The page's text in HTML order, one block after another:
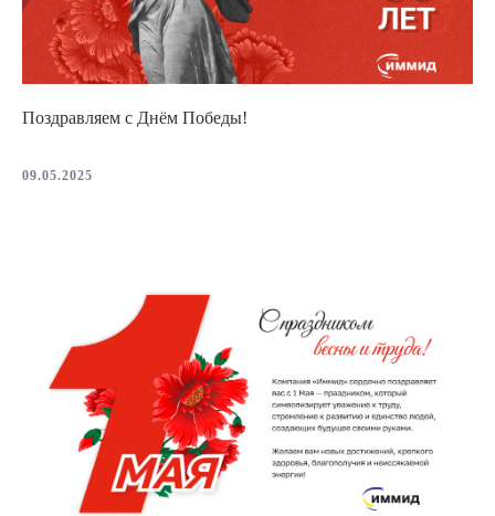
Поздравляем с Днём Победы!
09.05.2025